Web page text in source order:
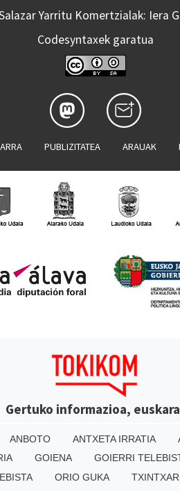
Yarritu Komertzialak: Iera
Codesyntaxek garatua
PUBLIZITATEA ARAUAK
Gertuko informazioa,
ANBOTO ANTXETA IRRATIA
GOIENA GOIERRI
ORIO GUKA